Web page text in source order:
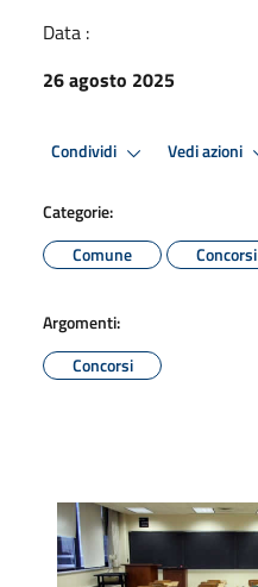
Data :
26 agosto 2025
Condividi Vedi azioni
Categorie:
Comune
Concorsi
Argomenti:
Concorsi